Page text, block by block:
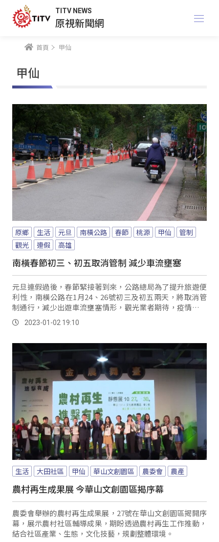
TITV NEWS
原視新聞網
首頁 甲仙
甲仙
原鄉 生活 元旦 南橫公路 春節 桃源 甲仙
管制
觀光
連假 高雄
南橫春節初三、初五取消管制 減少車流壅塞
元旦連假過後，春節緊接著到來，公路總局為了提升旅遊便
利性，南橫公路在1月24、26號初三及初五兩天，將取消管
制通行，減少出遊車流壅塞情形，觀光業者期待，疫情趨緩
以及南橫開通能帶給部落人潮。
2023-01-02 19:10
生活 大田社區 甲仙 華山文創園區 農委會 農產
農村再生成果展 今華山文創園區揭序幕
農委會舉辦的農村再生成果展，27號在華山文創園區揭開序
幕，展示農村社區輔導成果，期盼透過農村再生工作推動，
結合社區產業、生態，文化技藝，規劃整體環境。